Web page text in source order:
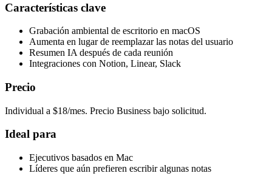
Características clave
Grabación ambiental de escritorio en macOS
Aumenta en lugar de reemplazar las notas del usuario
Resumen IA después de cada reunión
Integraciones con Notion, Linear, Slack
Precio
Individual a $18/mes. Precio Business bajo solicitud.
Ideal para
Ejecutivos basados en Mac
Líderes que aún prefieren escribir algunas notas